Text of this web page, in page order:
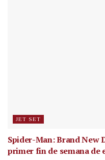
JET SET
Spider-Man: Brand New
primer fin de semana de